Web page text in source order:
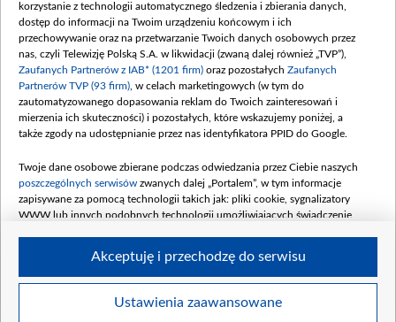
Białoruś / Polska
Czytelnia
Centrum Europy
O nas
Kontakt
Informacje o nadawcy
Serwisy partnerskie
belsat.eu
slava.tv
tvpworld.com
vot-tak.tv
Moje zgody
korzystanie z technologii automatycznego śledzenia i zbierania danych,
dostęp do informacji na Twoim urządzeniu końcowym i ich
przechowywanie oraz na przetwarzanie Twoich danych osobowych przez
nas, czyli Telewizję Polską S.A. w likwidacji (zwaną dalej również „TVP”),
Zaufanych Partnerów z IAB* (1201 firm) oraz pozostałych Zaufanych
Partnerów TVP (93 firm) , w celach marketingowych (w tym do
zautomatyzowanego dopasowania reklam do Twoich zainteresowań i
mierzenia ich skuteczności) i pozostałych, które wskazujemy poniżej, a
także zgody na udostępnianie przez nas identyfikatora PPID do Google.
Twoje dane osobowe zbierane podczas odwiedzania przez Ciebie naszych
poszczególnych serwisów zwanych dalej „Portalem”, w tym informacje
zapisywane za pomocą technologii takich jak: pliki cookie, sygnalizatory
WWW lub innych podobnych technologii umożliwiających świadczenie
Twoje dane osobowe zbierane podczas odwiedzania przez Ciebie
Ustawienia zaawansowane
Akceptuję i przechodzę do serwisu